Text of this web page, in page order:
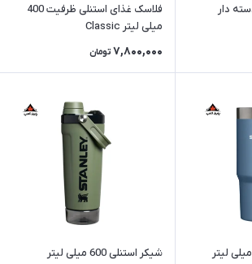
فلاسک غذای استنلی ظرفیت 400
میلی لیتر Classic
7,800,000 تومان
شیکر استنلی 600 میلی لیتر